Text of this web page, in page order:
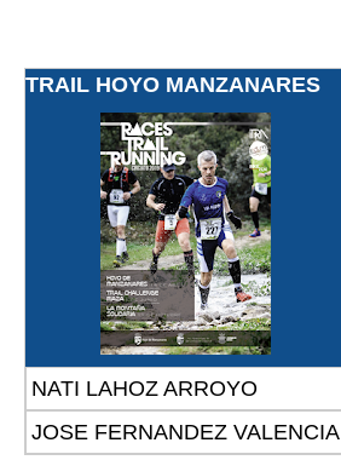
TRAIL HOYO MANZANARES
NATI LAHOZ ARROYO
JOSE FERNANDEZ VALENCIA